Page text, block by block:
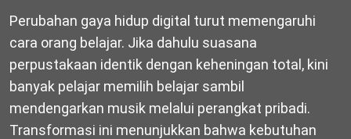
Perubahan gaya hidup digital turut memengaruhi
cara orang belajar. Jika dahulu suasana
perpustakaan identik dengan keheningan total, kini
banyak pelajar memilih belajar sambil
mendengarkan musik melalui perangkat pribadi.
Transformasi ini menunjukkan bahwa kebutuhan